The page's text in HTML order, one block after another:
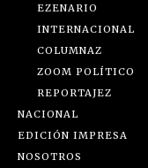
EZENARIO
INTERNACIONAL
COLUMNAZ
ZOOM POLÍTICO
REPORTAJEZ
NACIONAL
EDICIÓN IMPRESA
NOSOTROS